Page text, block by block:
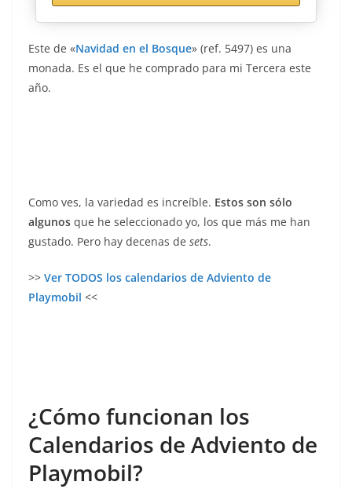
Este de «Navidad en el Bosque» (ref. 5497) es una
monada. Es el que he comprado para mi Tercera este
año.
Como ves, la variedad es increíble. Estos son sólo
algunos que he seleccionado yo, los que más me han
gustado. Pero hay decenas de sets.
>> Ver TODOS los calendarios de Adviento de
Playmobil <<
¿Cómo funcionan los
Calendarios de Adviento de
Playmobil?